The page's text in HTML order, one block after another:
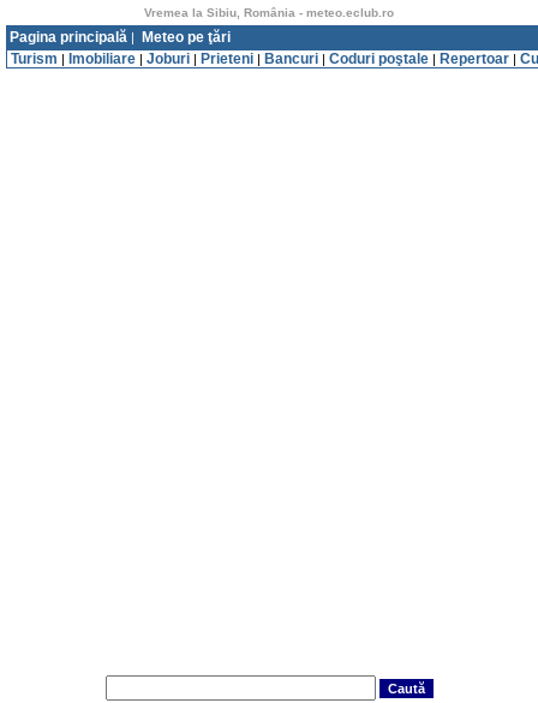
Vremea la Sibiu, România - meteo.eclub.ro
Pagina principală |
Meteo pe ţări
Turism | Imobiliare | Joburi | Prieteni | Bancuri | Coduri poştale | Repertoar |